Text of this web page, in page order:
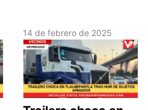
14 de febrero de 2025